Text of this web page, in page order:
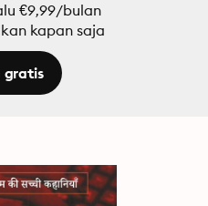
€9,99/bulan
kapan saja
gratis